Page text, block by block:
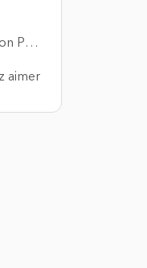
Télécharger Gestion de production PDF
aimer